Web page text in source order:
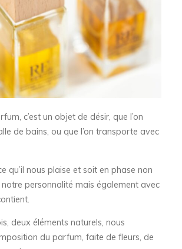
c’est un objet de désir, que l’on
de bains, ou que l’on transporte avec
qu’il nous plaise et soit en phase non
personnalité mais également avec
deux éléments naturels, nous
du parfum, faite de fleurs, de